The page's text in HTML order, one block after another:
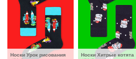
Носки Урок рисования
Носки Хитрые котята